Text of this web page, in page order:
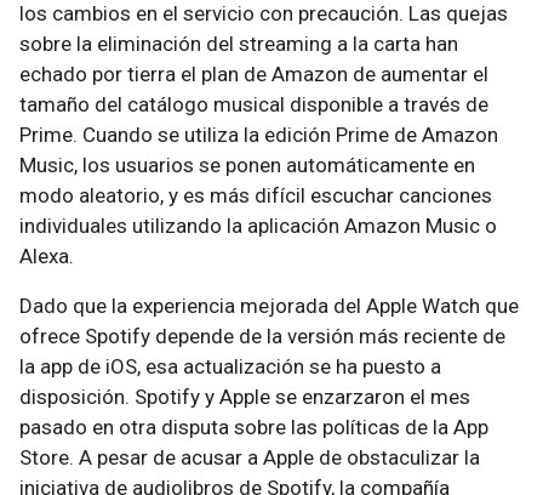
los cambios en el servicio con precaución. Las quejas
sobre la eliminación del streaming a la carta han
echado por tierra el plan de Amazon de aumentar el
tamaño del catálogo musical disponible a través de
Prime. Cuando se utiliza la edición Prime de Amazon
Music, los usuarios se ponen automáticamente en
modo aleatorio, y es más difícil escuchar canciones
individuales utilizando la aplicación Amazon Music o
Alexa.
Dado que la experiencia mejorada del Apple Watch que
ofrece Spotify depende de la versión más reciente de
la app de iOS, esa actualización se ha puesto a
disposición. Spotify y Apple se enzarzaron el mes
pasado en otra disputa sobre las políticas de la App
Store. A pesar de acusar a Apple de obstaculizar la
iniciativa de audiolibros de Spotify, la compañía